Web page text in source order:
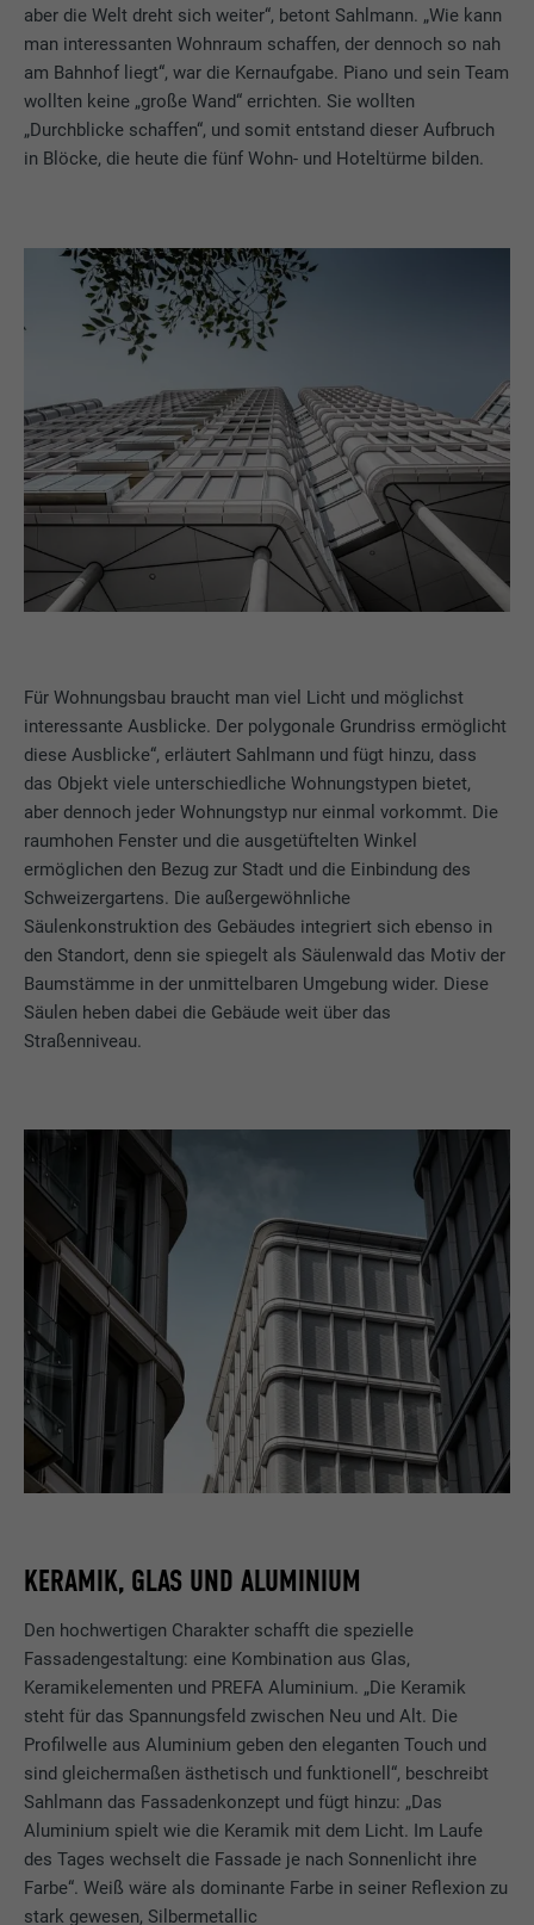
aber die Welt dreht sich weiter“, betont Sahlmann. „Wie kann
man interessanten Wohnraum schaffen, der dennoch so nah
am Bahnhof liegt“, war die Kernaufgabe. Piano und sein Team
wollten keine „große Wand“ errichten. Sie wollten
„Durchblicke schaffen“, und somit entstand dieser Aufbruch
in Blöcke, die heute die fünf Wohn- und Hoteltürme bilden.
Für Wohnungsbau braucht man viel Licht und möglichst
interessante Ausblicke. Der polygonale Grundriss ermöglicht
diese Ausblicke“, erläutert Sahlmann und fügt hinzu, dass
das Objekt viele unterschiedliche Wohnungstypen bietet,
aber dennoch jeder Wohnungstyp nur einmal vorkommt. Die
raumhohen Fenster und die ausgetüftelten Winkel
ermöglichen den Bezug zur Stadt und die Einbindung des
Schweizergartens. Die außergewöhnliche
Säulenkonstruktion des Gebäudes integriert sich ebenso in
den Standort, denn sie spiegelt als Säulenwald das Motiv der
Baumstämme in der unmittelbaren Umgebung wider. Diese
Säulen heben dabei die Gebäude weit über das
Straßenniveau.
KERAMIK, GLAS UND ALUMINIUM
Den hochwertigen Charakter schafft die spezielle
Fassadengestaltung: eine Kombination aus Glas,
Keramikelementen und PREFA Aluminium. „Die Keramik
steht für das Spannungsfeld zwischen Neu und Alt. Die
Profilwelle aus Aluminium geben den eleganten Touch und
sind gleichermaßen ästhetisch und funktionell“, beschreibt
Sahlmann das Fassadenkonzept und fügt hinzu: „Das
Aluminium spielt wie die Keramik mit dem Licht. Im Laufe
des Tages wechselt die Fassade je nach Sonnenlicht ihre
Farbe“. Weiß wäre als dominante Farbe in seiner Reflexion zu
stark gewesen, Silbermetallic